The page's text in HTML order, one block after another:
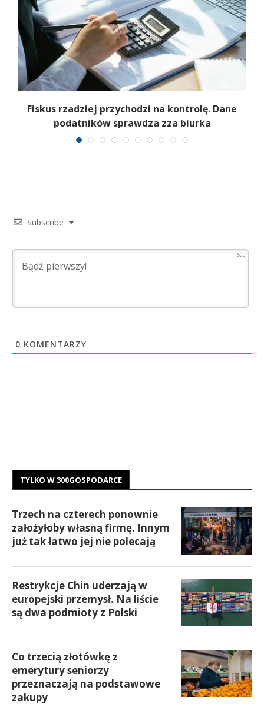
Fiskus rzadziej przychodzi na kontrolę. Dane
podatników sprawdza zza biurka
Subscribe
500
0 KOMENTARZY
TYLKO W 300GOSPODARCE
Trzech na czterech ponownie
założyłoby własną firmę. Innym
już tak łatwo jej nie polecają
Restrykcje Chin uderzają w
europejski przemysł. Na liście
są dwa podmioty z Polski
Co trzecią złotówkę z
emerytury seniorzy
przeznaczają na podstawowe
zakupy